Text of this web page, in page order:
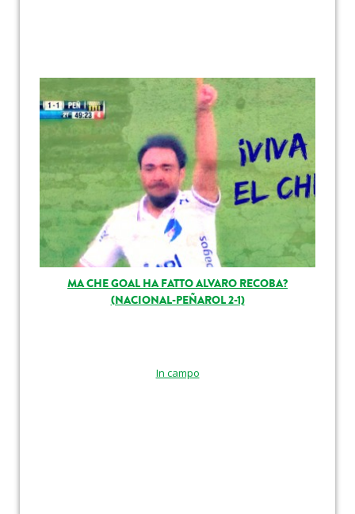
MA CHE GOAL HA FATTO ALVARO RECOBA?
(NACIONAL-PEÑAROL 2-1)
In campo